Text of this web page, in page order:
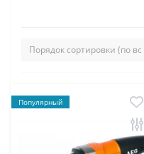
Популярный